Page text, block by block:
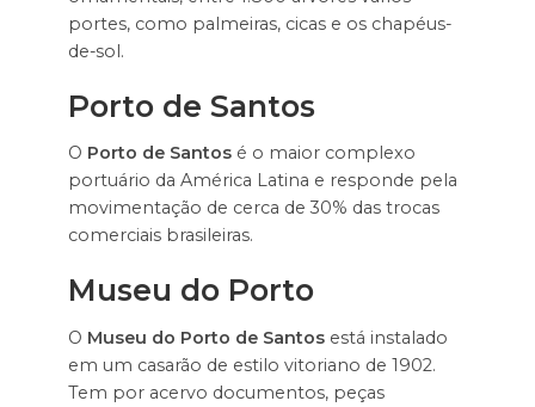
portes, como palmeiras, cicas e os chapéus-
de-sol.
Porto de Santos
O Porto de Santosé o maior complexo
portuário da América Latina e responde pela
movimentação de cerca de 30% das trocas
comerciais brasileiras.
Museu do Porto
O Museu do Porto de Santosestá instalado
em um casarão de estilo vitoriano de 1902.
Tem por acervo documentos, peças